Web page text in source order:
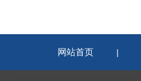
网站首页 |